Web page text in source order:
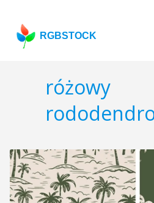
RGBSTOCK
różowy